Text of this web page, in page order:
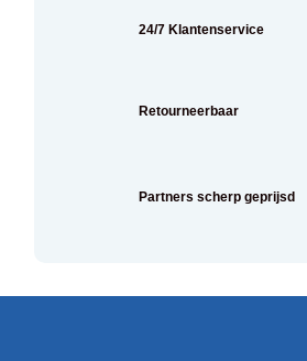
24/7 Klantenservice
Retourneerbaar
Partners scherp geprijsd